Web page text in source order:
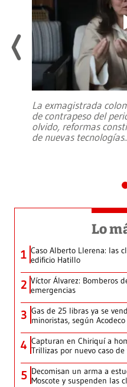
La exmagistrada
de contrapeso del
olvido, reformas
de nuevas tecnologías
Lo
1 Caso Alberto Llerena: las
edificio Hatillo
2 Víctor Álvarez: Bomberos
emergencias
3 Gas de 25 libras ya se
minoristas, según Acodeco
4 Capturan en Chiriquí a
Trillizas por nuevo caso
5 Decomisan un arma a
Moscote y suspenden las